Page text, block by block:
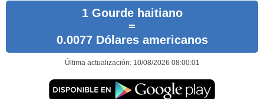
1 Gourde haitiano
=
0.0077 Dólares americanos
Última actualización: 10/08/2026 08:00:01